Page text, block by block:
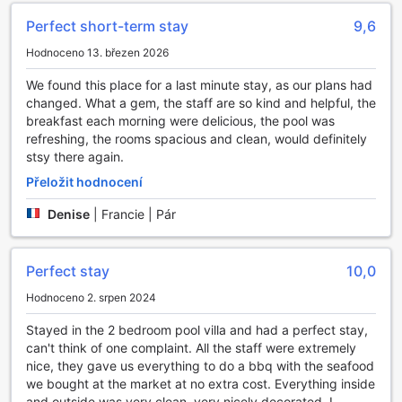
prostor pro různé venkovní hry a aktivity. Můžete si zahrát
badminton, nebo si jen tak užít volný čas s rodinou a
přáteli. Royal Sammuk Villa se snaží poskytnout svým
hostům nezapomenutelné zážitky a zahrada je tím pravým
místem, kde můžete načerpat novou energii a užít si krásy
thajské přírody.
Sportovní zařízení v Royal Sammuk Villa
Royal Sammuk Villa v Chonburi, Thajsko, nabízí skvělé
sportovní zařízení, které potěší všechny milovníky aktivního
odpočinku. Hlavní atrakcí je venkovní bazén, který nejenže
poskytuje osvěžení v horkých dnech, ale také skvělou
příležitost k plavání a vodním hrám. Obklopen krásnou
tropickou krajinou, bazén je ideálním místem pro relaxaci
tréninku.
Tento bazén je navržen tak, aby vyhovoval jak rekreačním
plavcům, tak těm, kteří hledají možnost zlepšit svou
kondici. Můžete si užít klidné plavání nebo se zapojit do
zábavných aktivit s rodinou a přáteli. Royal Sammuk Villa
se tak stává ideálním místem pro ty, kteří chtějí spojit
Perfect short-term stay 9,6
Hodnoceno 13. březen 2026
We found this place for a last minute stay, as our plans had
changed. What a gem, the staff are so kind and helpful, the
breakfast each morning were delicious, the pool was
refreshing, the rooms spacious and clean, would definitely
stsy there again.
Přeložit hodnocení
Denise Francie | Pár
Perfect stay 10,0
Hodnoceno 2. srpen 2024
Stayed in the 2 bedroom pool villa and had a perfect stay,
can't think of one complaint. All the staff were extremely
nice, they gave us everything to do a bbq with the seafood
we bought at the market at no extra cost. Everything inside